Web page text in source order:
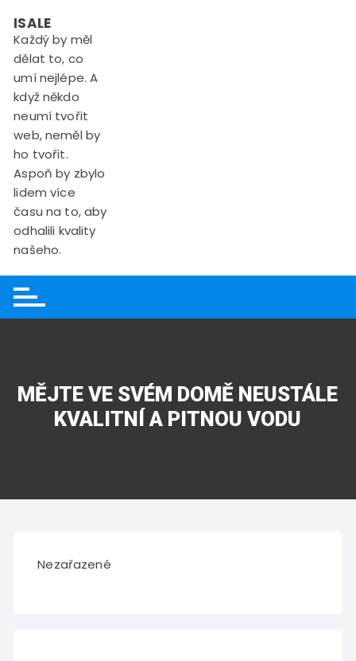
content
ISALE
Každý by měl
dělat to, co
umí nejlépe. A
když někdo
neumí tvořit
web, neměl by
ho tvořit.
Aspoň by zbylo
lidem více
času na to, aby
odhalili kvality
našeho.
MĚJTE VE SVÉM DOMĚ NEUSTÁLE
KVALITNÍ A PITNOU VODU
Nezařazené